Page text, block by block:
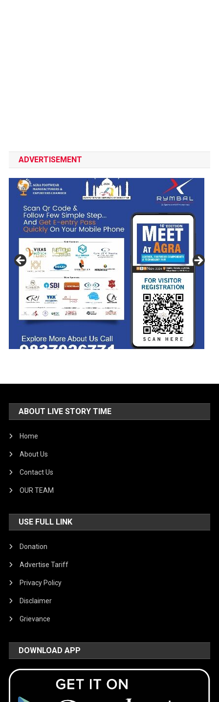
ADVERTISEMENT
ABOUT LIVE STORY TIME
Home
About Us
Contact Us
OUR TEAM
USE FULL LINK
Donation
Advertise Tariff
Privacy Policy
Disclaimer
Grievance
DOWNLOAD APP